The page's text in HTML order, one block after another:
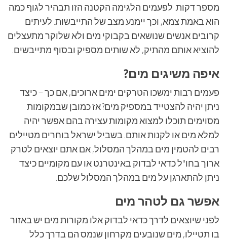
מספר דקות. לפעמים הלגימה הקטנה הזו תבהיר לגוף כמה
הוא באמת צמא, וכך יימנע מצב של התייבשות. לעיתים
קרובים אנשים שנושאים בקבוקי מים ולא שלוקר מתעצלים
להוציא אותם מהתיק, לא שותים מספיק ובסוף מתייבשים.
איפה משיגים מים?
פעמים רבות ימשכו הטרקים ימים ארוכים, אם כך – כיצד
ניתן יהיה להצטייד במספיק מים? אז כמובן שבמקומות
מסוימים תוכלו למצוא מקומות עצירה בהם אפשר יהיה
למלא מים או לקנות אותם. בשביל ישראל בוחרים מטיילים
רבים להטמין מים במהלך המסלול, אם אתם יוצאים לטרק
ארוך בחו"ל כדאי לבדוק באינטרנט או עם מקומיים כיצד
ניתן להתארגן על מים במהלך המסלול שלכם.
אפשר גם לטהר מים
לפני שיוצאים לדרך כדאי לבדוק אלו מקורות מים יש באזור
בו תטיילו, מים שנובעים מקרחון שנמס הם בדרך כלל